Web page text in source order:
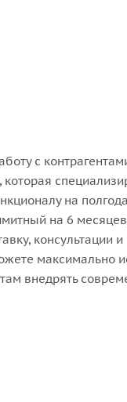
с
на
на 6
консультации
максимально
внедрять